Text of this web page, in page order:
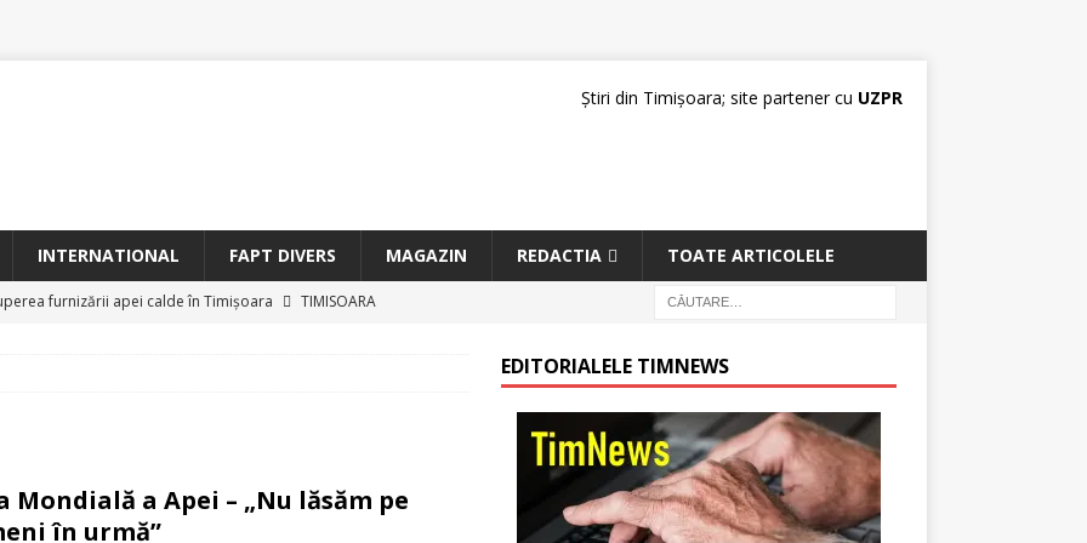
Știri din Timișoara; site partener cu UZPR
INTERNATIONAL FAPT DIVERS MAGAZIN REDACTIA TOATE ARTICOLELE
furnizării apei calde în Timișoara
TIMISOARA
tempus
Sf. Francisc de Assisi la Arad
MAGAZIN
Mondială a Apei – „Nu lăsăm pe
în urmă”
EDITORIALELE TIMNEWS